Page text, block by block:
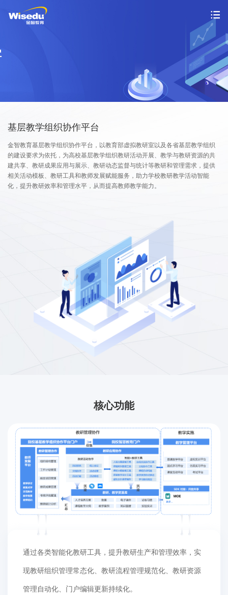
解决方案
案例中心
市场动态
支持与服务
金智教育研究院
基层教学组织协作平台
金智教育基层教学组织协作平台，以教育部虚拟教研室以及各省基层教学组织
的建设要求为依托，为高校基层教学组织教研活动开展、教学与教研资源的共
建共享、教研成果应用与展示、教研动态监督与统计等教研和管理需求，提供
相关活动模板、教研工具和教师发展赋能服务，助力学校教研教学活动智能
化，提升教研效率和管理水平，从而提高教师教学能力。
核心功能
通过各类智能化教研工具，提升教研生产和管理效率，实
现教研组织管理常态化、教研流程管理规范化、教研资源
管理自动化、门户编辑更新持续化。